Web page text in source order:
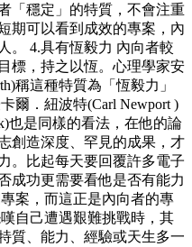
「穩定」的特質，不會注重
期可以看到成效的專案，內
。 4.具有恆毅力 內向者較
標，持之以恆。心理學家安
稱這種特質為「恆毅力」
爾．紐波特(Carl Newport )
也是同樣的看法，在他的論
創造深度、罕見的成果，才
。比起每天要回覆許多電子
成功更需要看他是否有能力
案，而這正是內向者的專
自己遭遇艱難挑戰時，其
質、能力、經驗或天生多一